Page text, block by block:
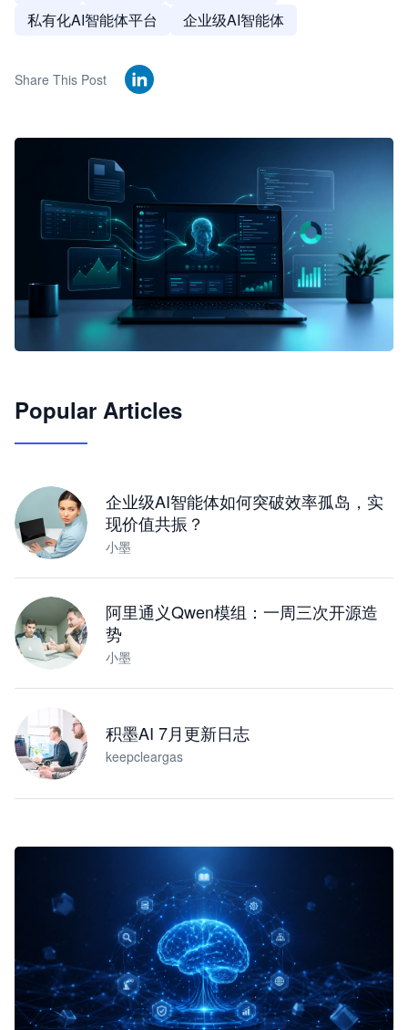
私有化AI智能体平台
企业级AI智能体
Share This Post
JimoClaw 桌面 AI Agent 工作台
Popular Articles
企业级AI智能体如何突破效率孤岛，实
现价值共振？
小墨
阿里通义Qwen模组：一周三次开源造
势
小墨
积墨AI 7月更新日志
keepcleargas